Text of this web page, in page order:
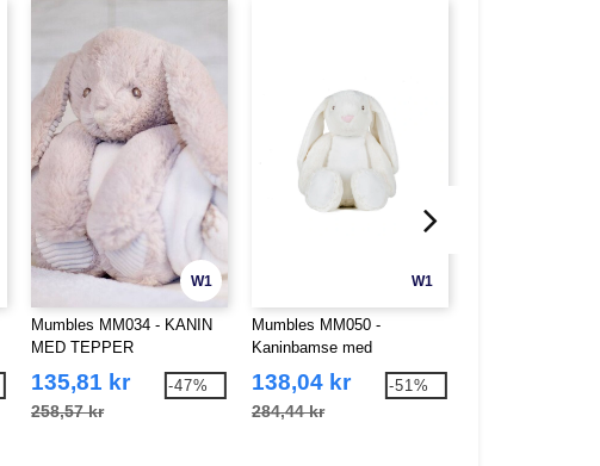
W1
Mumbles MM034 - KANIN
MED TEPPER
135,81 kr
258,57 kr
-47%
W1
Mumbles MM050 -
Kaninbamse med
glidelåsåpning
138,04 kr
284,44 kr
-51%